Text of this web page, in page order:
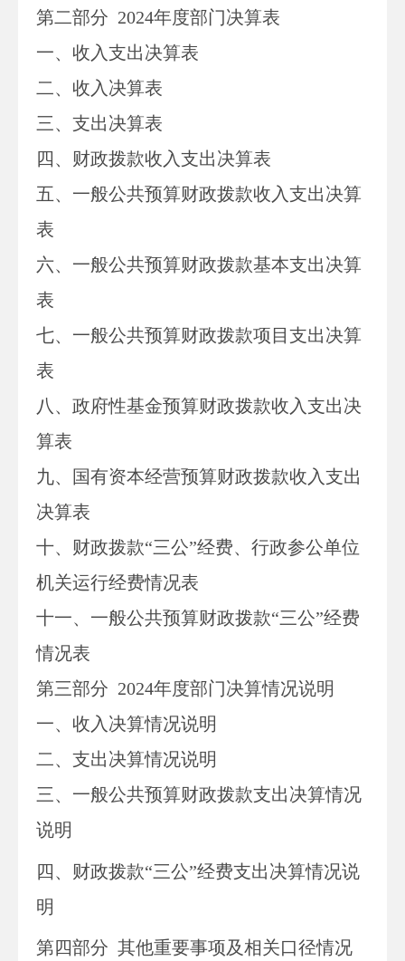
第二部分 2024年度部门决算表
一、收入支出决算表
二、收入决算表
三、支出决算表
四、财政拨款收入支出决算表
五、一般公共预算财政拨款收入支出决算
表
六、一般公共预算财政拨款基本支出决算
表
七、 一般公共预算财政拨款项目支出决算
表
八 、政府性基金预算财政拨款收入支出决
算表
九、国有资本经营预算财政拨款收入支出
决算表
十、 财政拨款“三公”经费、行政参公单位
机关运行经费情况表
十一、一般公共预算财政拨款“三公”经费
情况表
第三部分 2024年度部门决算情况说明
一、收入决算情况说明
二、支出决算情况说明
三、一般公共预算财政拨款支出决算情况
说明
四、财政拨款“三公”经费支出决算情况说
明
第四部分 其他重要事项及相关口径情况